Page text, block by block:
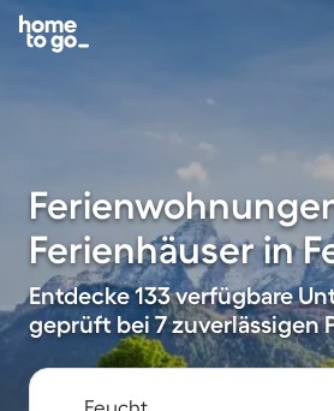
Ferienhäuser in
Entdecke 133 verfügbare
geprüft bei 7 zuverlässigen